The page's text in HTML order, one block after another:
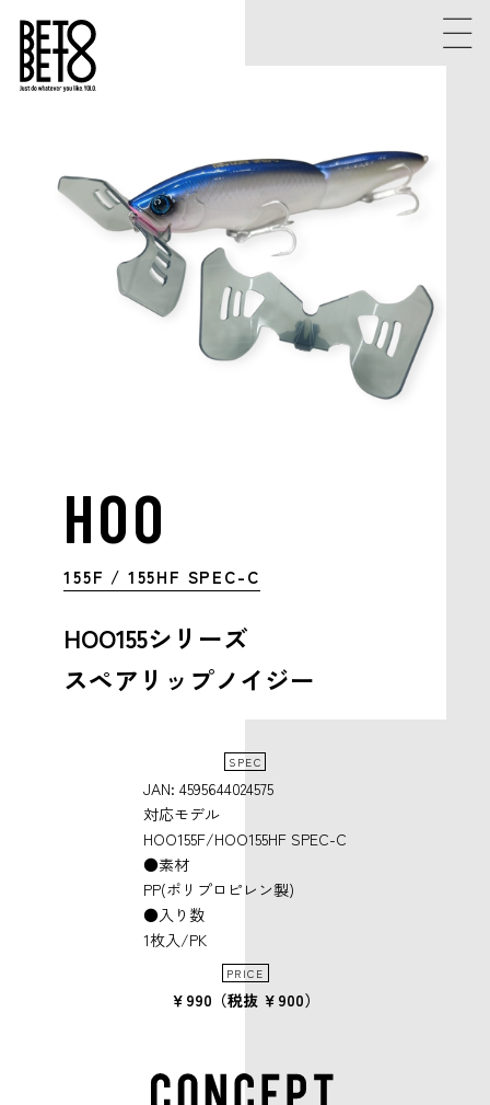
HOO
155F / 155HF SPEC-C
HOO155シリーズ
スペアリップノイジー
SPEC
JAN: 4595644024575
対応モデル
HOO155F/HOO155HF SPEC-C
●素材
PP(ポリプロピレン製)
●入り数
1枚入/PK
PRICE
￥990（税抜 ￥900）